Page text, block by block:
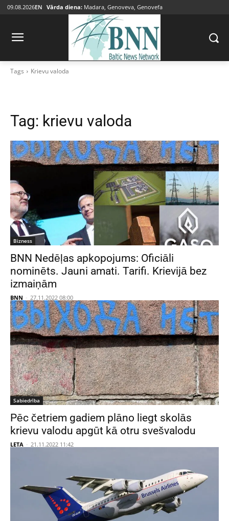
09.08.2026EN Vārda diena: Madara, Genoveva, Genovefa
Tags Krievu valoda
Tag: krievu valoda
Bizness
BNN Nedēļas apkopojums: Oficiāli
nominēts. Jauni amati. Tarifi. Krievijā bez
izmaiņām
BNN - 27.11.2022 08:00
Sabiedrība
Pēc četriem gadiem plāno liegt skolās
krievu valodu apgūt kā otru svešvalodu
LETA - 21.11.2022 11:42